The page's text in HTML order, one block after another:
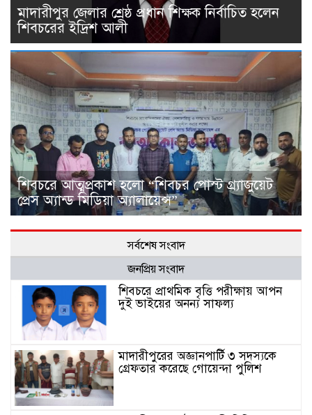
মাদারীপুর জেলার শ্রেষ্ঠ প্রধান শিক্ষক নির্বাচিত হলেন
শিবচরের ইদ্রিশ আলী
শিবচরে আত্মপ্রকাশ হলো “শিবচর পোস্ট গ্র্যাজুয়েট
প্রেস অ্যান্ড মিডিয়া অ্যালায়েন্স”
সর্বশেষ সংবাদ
জনপ্রিয় সংবাদ
শিবচরে প্রাথমিক বৃত্তি পরীক্ষায় আপন
দুই ভাইয়ের অনন্য সাফল্য
মাদারীপুরের অজ্ঞানপার্টি ৩ সদস্যকে
গ্রেফতার করেছে গোয়েন্দা পুলিশ